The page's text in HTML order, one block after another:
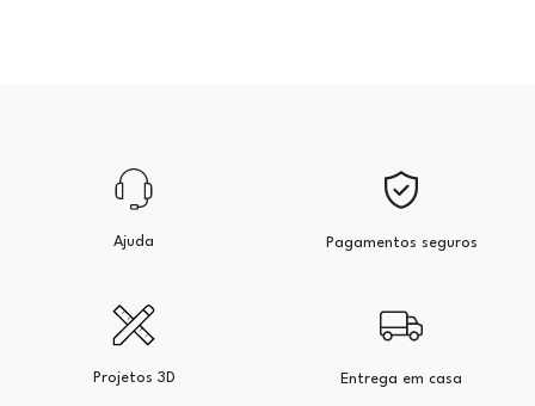
Ajuda Pagamentos seguros
Projetos 3D Entrega em casa